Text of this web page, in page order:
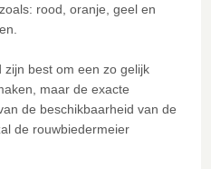
rood, oranje, geel en
zijn best om een zo gelijk
maar de exacte
de beschikbaarheid van de
de rouwbiedermeier